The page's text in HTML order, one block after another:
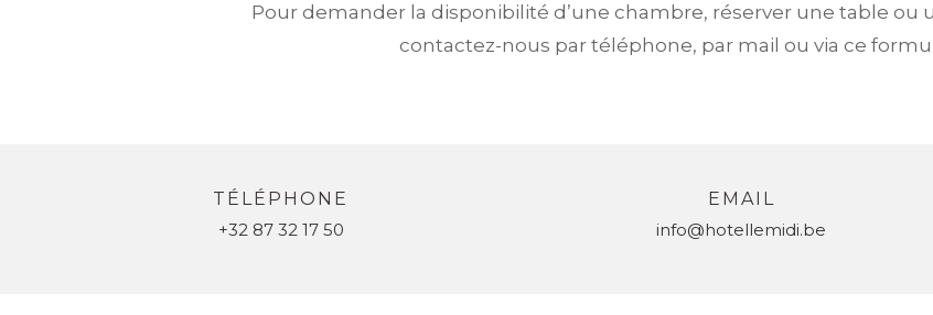
Pour demander la disponibilité d’une chambre, réserver une table
contactez-nous par téléphone, par mail ou via ce
TÉLÉPHONE
+32 87 32 17 50
EMAIL
info@hotellemidi.be